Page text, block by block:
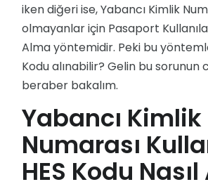
iken diğeri ise, Yabancı Kimlik
olmayanlar için Pasaport
Alma yöntemidir. Peki bu
Kodu alınabilir? Gelin bu sorunun
beraber bakalım.
Yabancı Kimlik
Numarası
HES Kodu Nasıl